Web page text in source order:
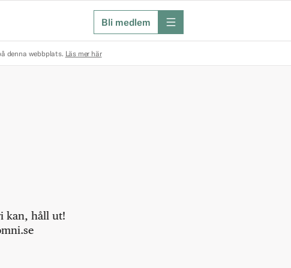
Bli medlem meny
denna webbplats. Läs mer här
kan, håll ut!